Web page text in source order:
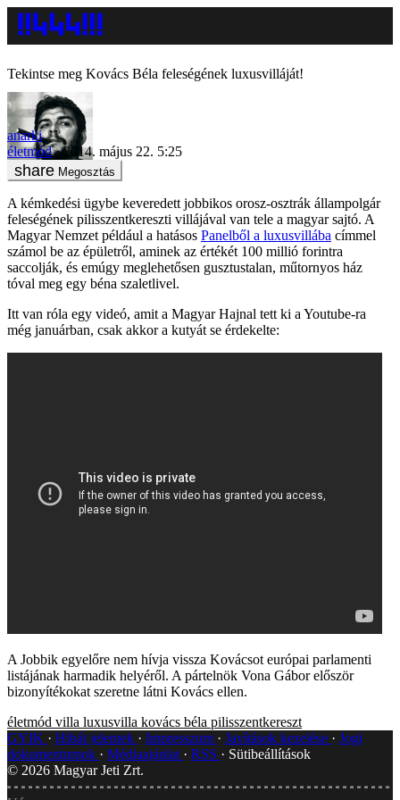
Tekintse meg Kovács Béla feleségének luxusvilláját!
anarki
életmód
2014. május 22. 5:25
Megosztás
A kémkedési ügybe keveredett jobbikos orosz-osztrák állampolgár
feleségének pilisszentkereszti villájával van tele a magyar sajtó. A
Magyar Nemzet például a hatásos Panelből a luxusvillába címmel
számol be az épületről, aminek az értékét 100 millió forintra
saccolják, és emúgy meglehetősen gusztustalan, műtornyos ház
tóval meg egy béna szaletlivel.
Itt van róla egy videó, amit a Magyar Hajnal tett ki a Youtube-ra
még januárban, csak akkor a kutyát se érdekelte:
A Jobbik egyelőre nem hívja vissza Kovácsot európai parlamenti
listájának harmadik helyéről. A pártelnök Vona Gábor először
bizonyítékokat szeretne látni Kovács ellen.
életmód villa luxusvilla kovács béla pilisszentkereszt
GYIK
Hibát jelentek Impresszum Javítások kezelése
Jogi
dokumentumok
Médiaajánlat RSS
Sütibeállítások
© 2026 Magyar Jeti Zrt.